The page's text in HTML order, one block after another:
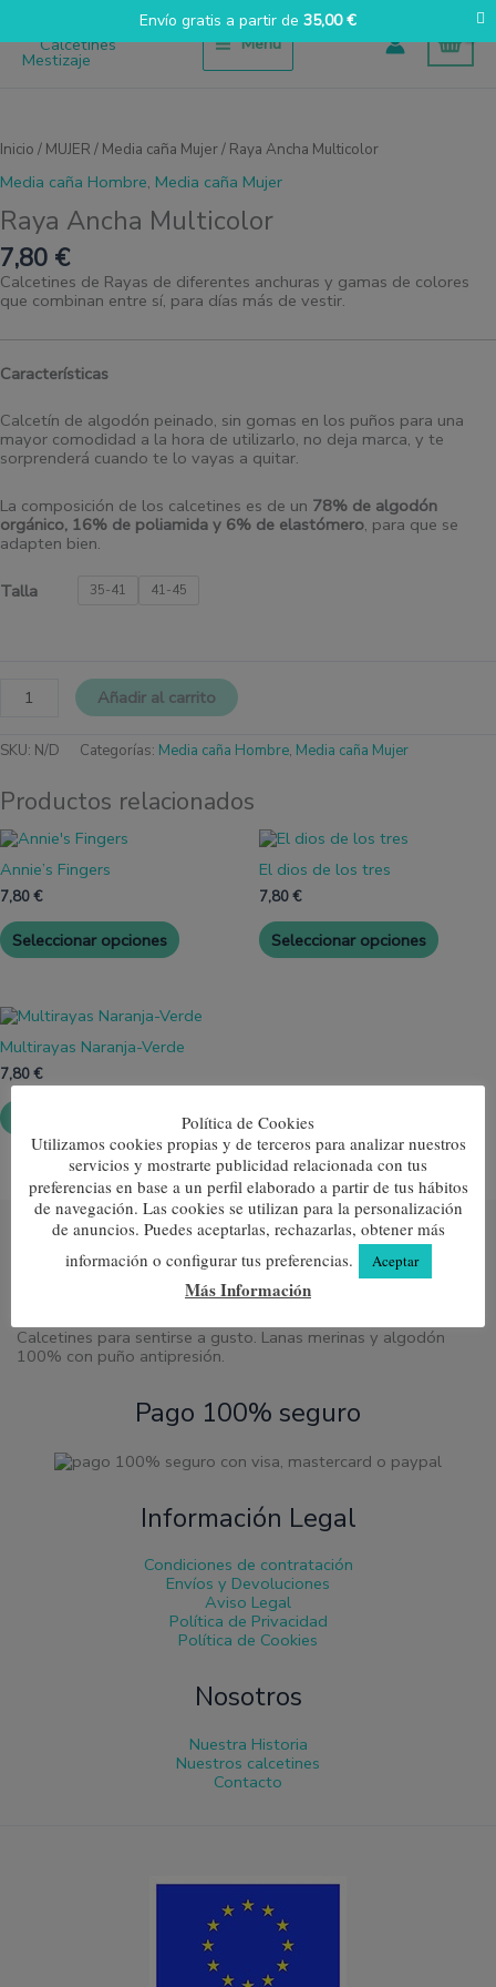
contenido
Menú
Inicio / MUJER / Media caña Mujer/ Raya Ancha Multicolor
Media caña Hombre, Media caña Mujer
Raya Ancha Multicolor
7,80 €
Calcetines de Rayas de diferentes anchuras y gamas de colores
que combinan entre sí, para días más de vestir.
Características
Calcetín de algodón peinado, sin gomas en los puños para una
mayor comodidad a la hora de utilizarlo, no deja marca, y te
sorprenderá cuando te lo vayas a quitar.
La composición de los calcetines es de un 78% de algodón
orgánico, 16% de poliamida y 6% de elastómero, para que se
adapten bien.
Talla 35-41 41-45
cantidad
Añadir al carrito
SKU: N/D Categorías: Media caña Hombre, Media caña Mujer
Productos relacionados
Annie’s Fingers
7,80€
Seleccionar opciones Las
opciones
elegir
en
la
de
El dios de los tres
7,80€
Seleccionar opciones Las
de
Multirayas Naranja-Verde
7,80€
Este
tiene
variantes.
opciones
se
pueden
elegir
en
la
página
de
Calcetines para sentirse a gusto. Lanas merinas y algodón
100% con puño antipresión.
Pago 100% seguro
Información Legal
Condiciones de contratación
Envíos y Devoluciones
Aviso Legal
Política de Privacidad
Política de Cookies
Nosotros
Nuestra Historia
Nuestros calcetines
Contacto
Política de Cookies
Utilizamos cookies propias y de terceros para analizar nuestros
servicios y mostrarte publicidad relacionada con tus
preferencias en base a un perfil elaborado a partir de tus hábitos
de navegación. Las cookies se utilizan para la personalización
de anuncios. Puedes aceptarlas, rechazarlas, obtener más
información o configurar tus preferencias.
Aceptar
Más Información
Envío gratis a partir de 35,00€